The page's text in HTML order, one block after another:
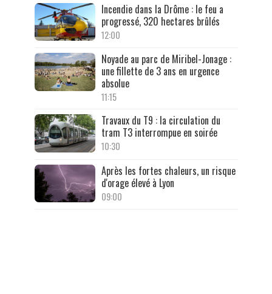
Incendie dans la Drôme : le feu a
progressé, 320 hectares brûlés
12:00
Noyade au parc de Miribel-Jonage :
une fillette de 3 ans en urgence
absolue
11:15
Travaux du T9 : la circulation du
tram T3 interrompue en soirée
10:30
Après les fortes chaleurs, un risque
d'orage élevé à Lyon
09:00